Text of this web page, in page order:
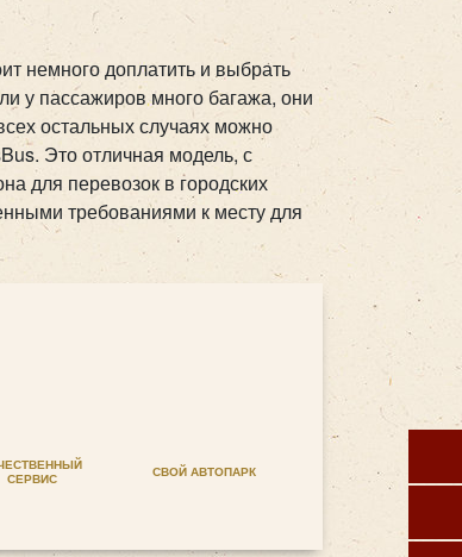
немного доплатить и выбрать
у пассажиров много багажа, они
остальных случаях можно
Это отличная модель, с
для перевозок в городских
требованиями к месту для
СЕРВИС
СВОЙ АВТОПАРК